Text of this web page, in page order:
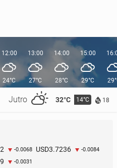
Jutro 32°C 14°C 18
12:00
24°C
13:00
27°C
14:00
28°C
15:00
29°C
-0.0068 USD3.7236 -0.0084
-0.0031